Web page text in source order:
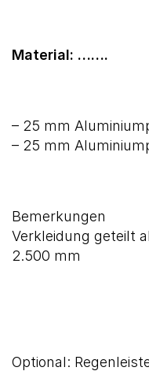
Material: …….
– 25 mm
– 25 mm
Bemerkungen
Verkleidung geteilt
2.500 mm
Optional: